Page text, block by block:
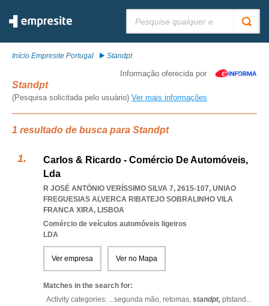
Início Empresite Portugal Standpt
Informação oferecida por
Standpt
(Pesquisa solicitada pelo usuário) Ver mais informações
1 resultado de busca para Standpt
Carlos & Ricardo - Comércio De Automóveis,
Lda
R JOSÉ ANTÓNIO VERÍSSIMO SILVA 7, 2615-107, UNIAO
FREGUESIAS ALVERCA RIBATEJO SOBRALINHO VILA
FRANCA XIRA, LISBOA
Comércio de veículos automóveis ligeiros
LDA
Ver empresa Ver no Mapa
Matches in the search for:
Activity categories: ...segunda mão, retomas, standpt, ptstand ...